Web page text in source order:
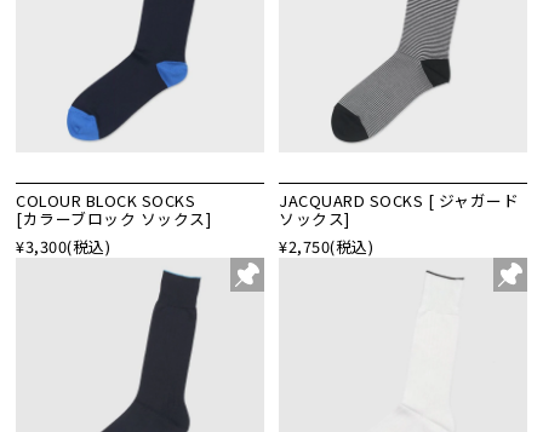
COLOUR BLOCK SOCKS
[カラーブロック ソックス]
¥3,300(税込)
JACQUARD SOCKS [ ジャガード
ソックス]
¥2,750(税込)